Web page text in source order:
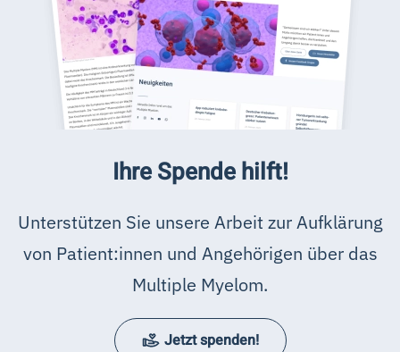
Ihre Spende hilft!
Unterstützen Sie unsere Arbeit zur Aufklärung
von Patient:innen und Angehörigen über das
Multiple Myelom.
Jetzt spenden!